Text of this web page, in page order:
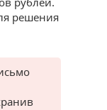
решения